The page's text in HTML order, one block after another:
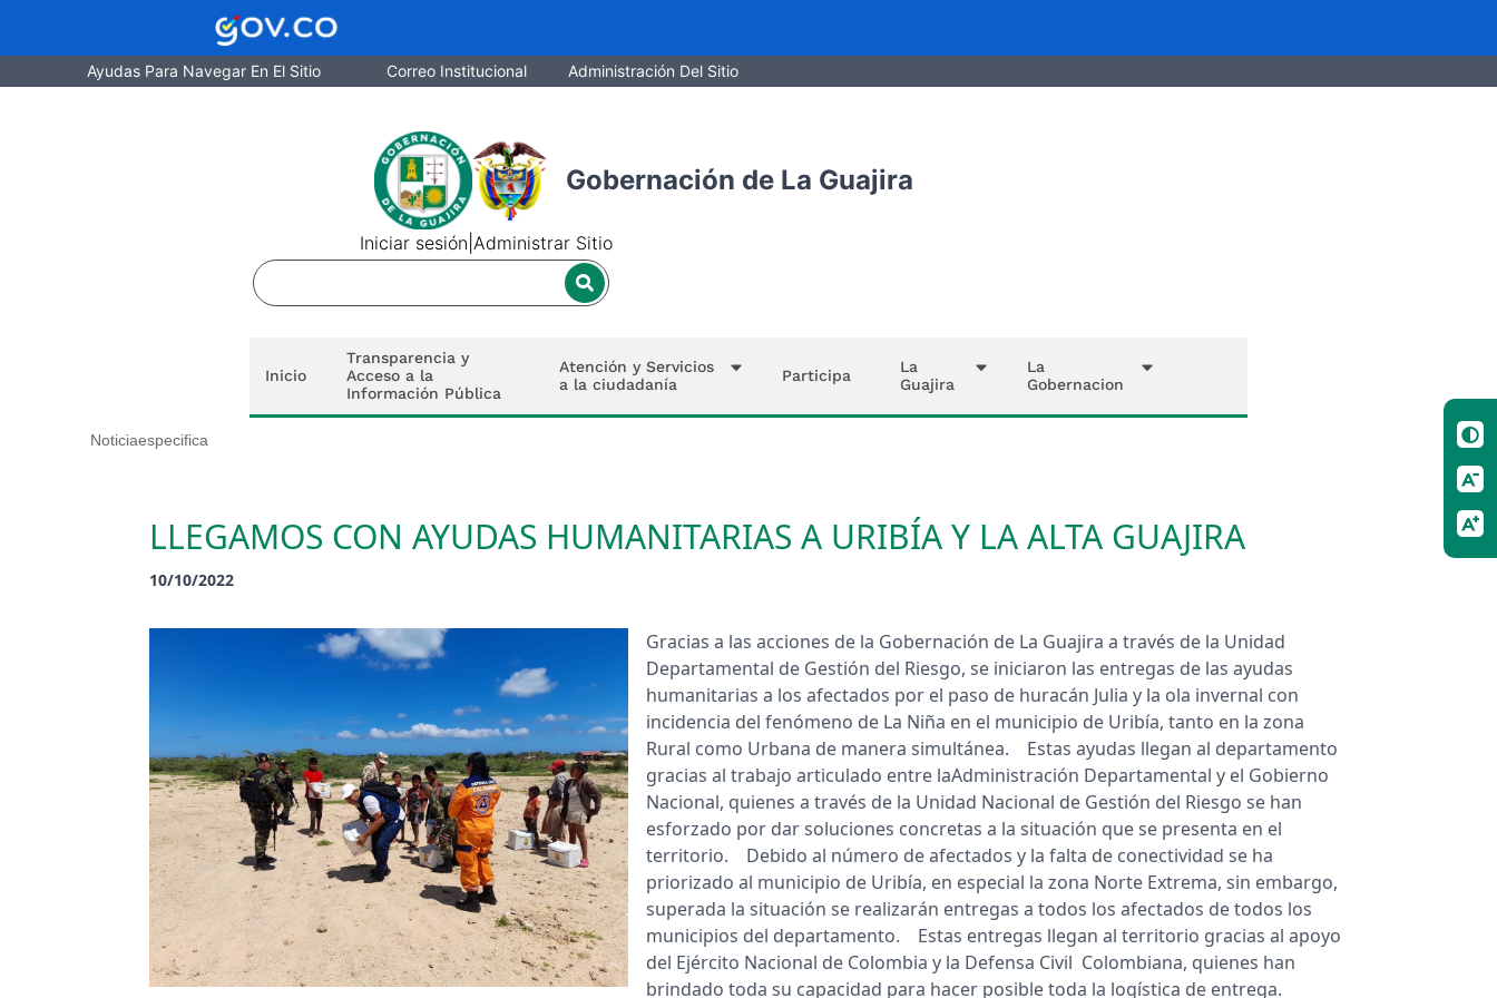
Ayudas Para Navegar En El Sitio Correo Institucional Administración Del Sitio
Gobernación de La Guajira
Iniciar sesión |Administrar Sitio
Inicio
Transparencia y
Acceso a la
Información Pública
Atención y Servicios
a la ciudadanía
Participa
La
Guajira
La
Gobernacion
Noticiaespecifica
LLEGAMOS CON AYUDAS HUMANITARIAS A URIBÍA Y LA ALTA GUAJIRA
10/10/2022
Gracias a las acciones de la Gobernación de La Guajira a través de la Unidad
Departamental de Gestión del Riesgo, se iniciaron las entregas de las ayudas
humanitarias a los afectados por el paso de huracán Julia y la ola invernal con
incidencia del fenómeno de La Niña en el municipio de Uribía, tanto en la zona
Rural como Urbana de manera simultánea. Estas ayudas llegan al departamento
gracias al trabajo articulado entre laAdministración Departamental y el Gobierno
Nacional, quienes a través de la Unidad Nacional de Gestión del Riesgo se han
esforzado por dar soluciones concretas a la situación que se presenta en el
territorio. Debido al número de afectados y la falta de conectividad se ha
priorizado al municipio de Uribía, en especial la zona Norte Extrema, sin embargo,
superada la situación se realizarán entregas a todos los afectados de todos los
municipios del departamento. Estas entregas llegan al territorio gracias al apoyo
del Ejército Nacional de Colombia y la Defensa Civil Colombiana, quienes han
brindado toda su capacidad para hacer posible toda la logística de entrega.